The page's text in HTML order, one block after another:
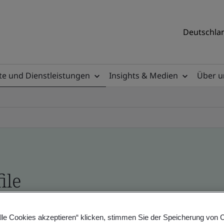
und Dienstleistungen Insights & Medien
Über
- Validation and Verification, German
Cookies akzeptieren“ klicken, stimmen Sie der Speicherung von